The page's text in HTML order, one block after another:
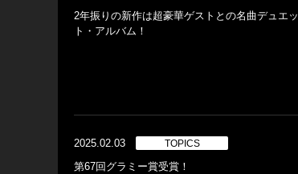
2年振りの新作は超豪華ゲストとの名曲デュエッ
ト・アルバム！
2025.02.03 TOPICS
第67回グラミー賞受賞！